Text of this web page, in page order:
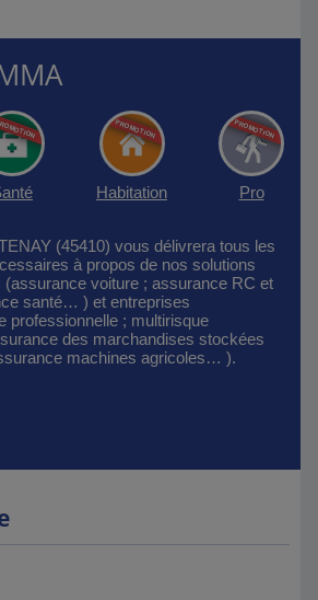
Habitation Pro
(45410) vous délivrera tous les
à propos de nos solutions
(assurance voiture ; assurance RC et
santé… ) et entreprises
professionnelle ; multirisque
des marchandises stockées
machines agricoles… ).